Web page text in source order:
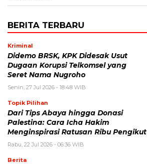
BERITA TERBARU
Kriminal
Didemo BRSK, KPK Didesak Usut
Dugaan Korupsi Telkomsel yang
Seret Nama Nugroho
Senin, 27 Jul 2026 - 18:48 WIB
Topik Pilihan
Dari Tips Abaya hingga Donasi
Palestina: Cara Icha Hakim
Menginspirasi Ratusan Ribu Pengikut
Rabu, 22 Jul 2026 - 06:36 WIB
Berita